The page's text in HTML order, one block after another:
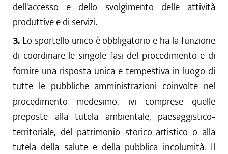
dell'accesso e dello svolgimento delle attività
produttive e di servizi.
3. Lo sportello unico è obbligatorio e ha la funzione
di coordinare le singole fasi del procedimento e di
fornire una risposta unica e tempestiva in luogo di
tutte le pubbliche amministrazioni coinvolte nel
procedimento medesimo, ivi comprese quelle
preposte alla tutela ambientale, paesaggistico-
territoriale, del patrimonio storico-artistico o alla
tutela della salute e della pubblica incolumità. Il